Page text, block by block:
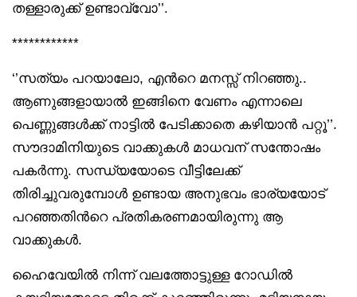
തള്ളാരുക്ക് ഉണ്ടാവ്വോ’’.
************
‘’സത്യം പറയാലോ, എൻറെ മനസ്സ് നിറഞ്ഞു..
ആണുങ്ങളായാൽ ഇങ്ങിനെ വേണം എന്നാലെ
പെണ്ണുങ്ങൾക്ക് നാട്ടിൽ പേടിക്കാതെ കഴിയാൻ പറ്റൂ’’.
സൗദാമിനിയുടെ വാക്കുകൾ മാധവന് സന്തോഷം
പകർന്നു. സന്ധ്യയോടെ വീട്ടിലേക്ക്
തിരിച്ചുവരുമ്പോൾ ഉണ്ടായ അനുഭവം ഭാര്യയോട്
പറഞ്ഞതിൻറെ പ്രതികരണമായിരുന്നു ആ
വാക്കുകൾ.
ഹൈവേയിൽ നിന്ന് വലത്തോട്ടുള്ള റോഡിൽ